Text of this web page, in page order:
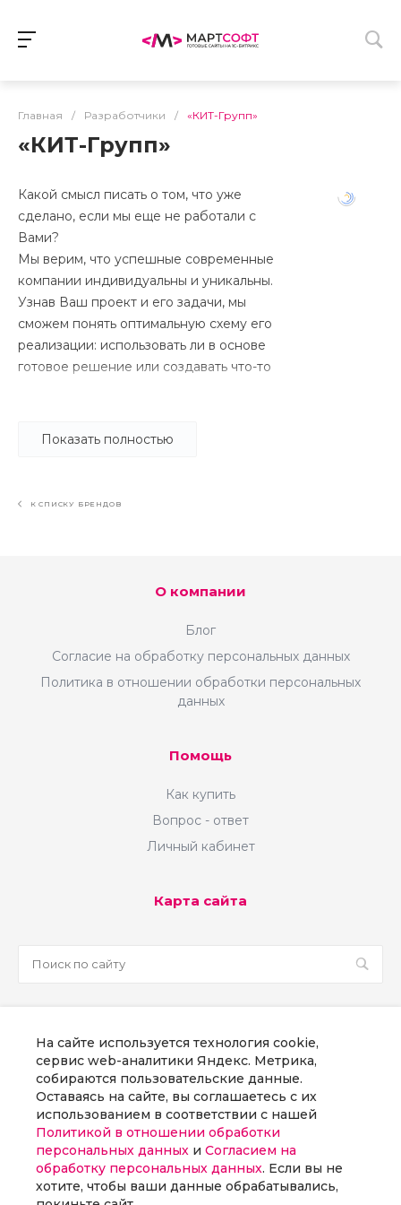
Главная / Разработчики / «КИТ-Групп»
«КИТ-Групп»
Какой смысл писать о том, что уже
сделано, если мы еще не работали с
Вами?
Мы верим, что успешные современные
компании индивидуальны и уникальны.
Узнав Ваш проект и его задачи, мы
сможем понять оптимальную схему его
реализации: использовать ли в основе
готовое решение или создавать что-то
Позвоните нам и мы обсудим
Показать полностью
К СПИСКУ БРЕНДОВ
О компании
Блог
Согласие на обработку персональных данных
Политика в отношении обработки персональных
данных
Помощь
Как купить
Вопрос - ответ
Личный кабинет
Карта сайта
8 800 300 58 70
г. Москва, наб Пресненская, д. 8, стр. 1
Заказать звонок
На сайте используется технология cookie,
сервис web-аналитики Яндекс. Метрика,
собираются пользовательские данные.
Оставаясь на сайте, вы соглашаетесь с их
использованием в соответствии с нашей
Политикой в отношении обработки
персональных данных и Согласием на
обработку персональных данных. Если вы не
хотите, чтобы ваши данные обрабатывались,